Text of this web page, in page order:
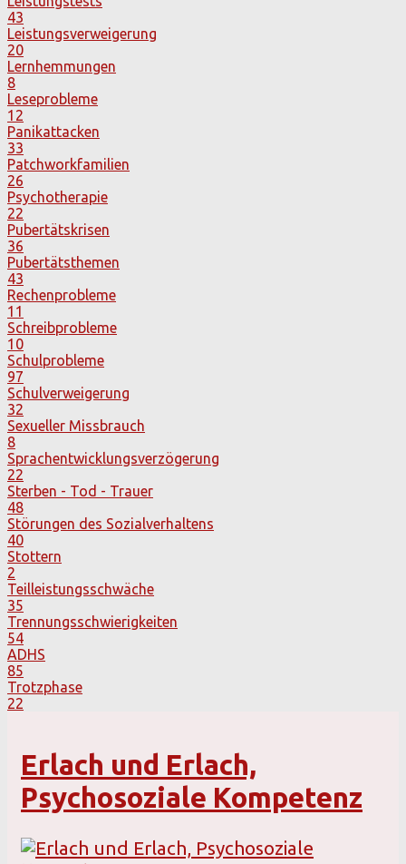
43
Leistungsverweigerung
20
Lernhemmungen
8
Leseprobleme
12
Panikattacken
33
Patchworkfamilien
26
Psychotherapie
22
Pubertätskrisen
36
Pubertätsthemen
43
Rechenprobleme
11
Schreibprobleme
10
Schulprobleme
97
Schulverweigerung
32
Sexueller Missbrauch
8
Sprachentwicklungsverzögerung
22
Sterben - Tod - Trauer
48
Störungen des Sozialverhaltens
40
Stottern
2
Teilleistungsschwäche
35
Trennungsschwierigkeiten
54
ADHS
85
Trotzphase
22
Erlach und Erlach,
Psychosoziale Kompetenz